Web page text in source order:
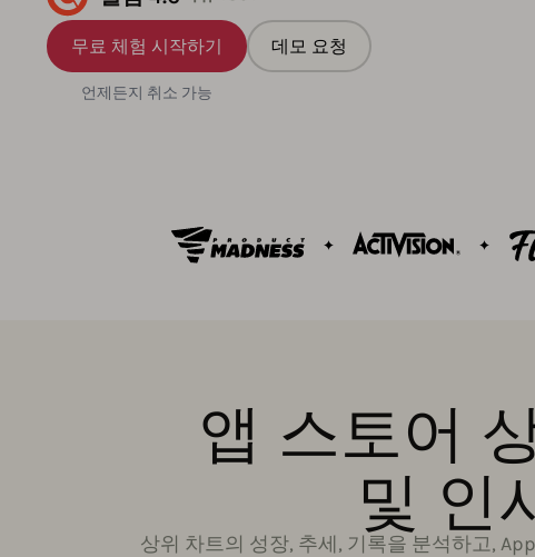
무료 체험 시작하기
언제든지 취소 가능
데모 요청
앱 스토어
및 인
상위 차트의 성장, 추세, 기록을 분석하고,